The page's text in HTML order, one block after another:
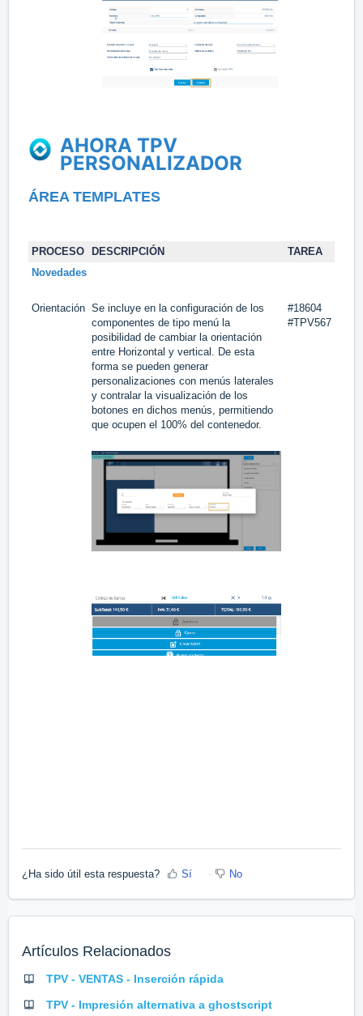
AHORA TPV
PERSONALIZADOR
ÁREA TEMPLATES
PROCESO DESCRIPCIÓN
TAREA
Novedades
Orientación Se incluye en la configuración de los
componentes de tipo menú la
posibilidad de cambiar la orientación
entre Horizontal y vertical. De esta
forma se pueden generar
personalizaciones con menús laterales
y contralar la visualización de los
botones en dichos menús, permitiendo
que ocupen el 100% del contenedor.
#18604
#TPV567
¿Ha sido útil esta respuesta? Sí No
Artículos Relacionados
TPV - VENTAS - Inserción rápida
TPV - Impresión alternativa a ghostscript